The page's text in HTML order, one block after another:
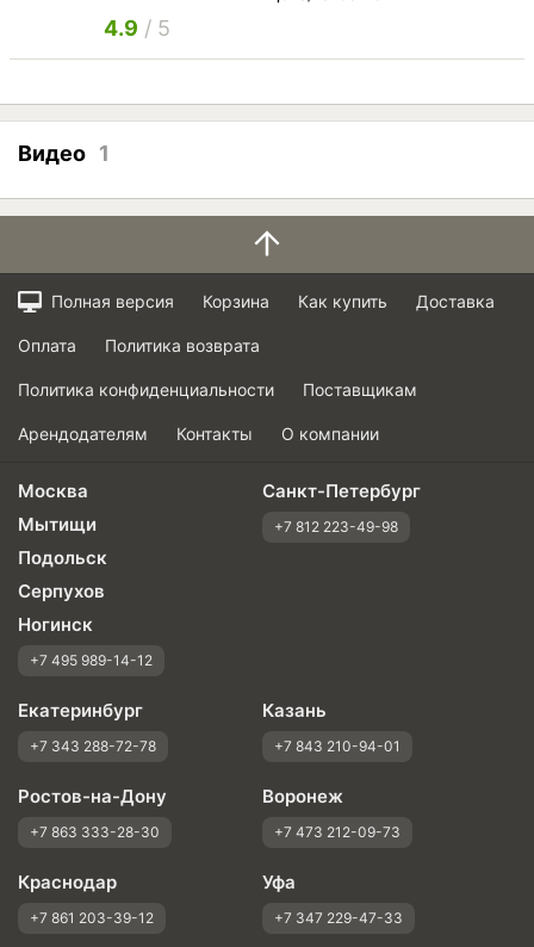
4.9 / 5
Видео 1
Полная версия Корзина Как купить Доставка
Оплата Политика возврата
Политика конфиденциальности Поставщикам
Арендодателям Контакты О компании
Москва
Мытищи
Подольск
Серпухов
Ногинск
+7 495 989-14-12
Санкт-Петербург
+7 812 223-49-98
Екатеринбург
+7 343 288-72-78
Казань
+7 843 210-94-01
Ростов-на-Дону
+7 863 333-28-30
Воронеж
+7 473 212-09-73
Краснодар
+7 861 203-39-12
Уфа
+7 347 229-47-33